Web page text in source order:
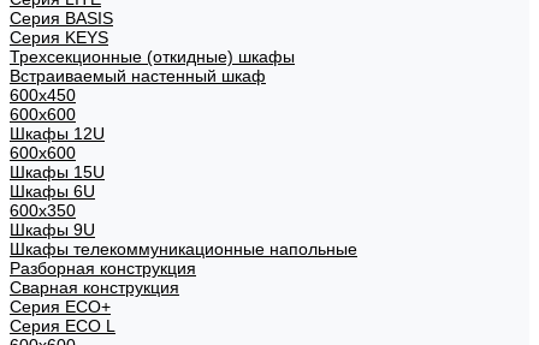
Cерия BASIS
Cерия KEYS
Трехсекционные (откидные) шкафы
Встраиваемый настенный шкаф
600x450
600x600
Шкафы 12U
600x600
Шкафы 15U
Шкафы 6U
600x350
Шкафы 9U
Шкафы телекоммуникационные напольные
Разборная конструкция
Сварная конструкция
Серия ECO+
Серия ECO L